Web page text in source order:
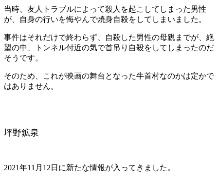
当時、友人トラブルによって殺人を起こしてしまった男性
が、自身の行いを悔やんで焼身自殺をしてしまいました。
事件はそれだけで終わらず、自殺した男性の母親までが、絶
望の中、トンネル付近の気で首吊り自殺をしてしまったのだ
そうです。
そのため、これが映画の舞台となった牛首村なのかは定かで
はありません。
坪野鉱泉
2021年11月12日に新たな情報が入ってきました。